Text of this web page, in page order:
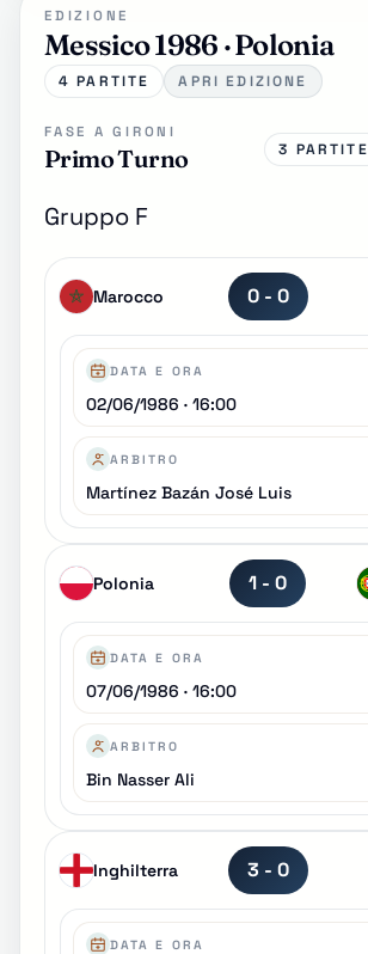
EDIZIONE
Messico 1986 · Polonia
4 PARTITE APRI EDIZIONE
FASE A GIRONI
Primo Turno 3 PARTITE
Gruppo F
Marocco 0 - 0
DATA E ORA
02/06/1986 · 16:00
ARBITRO
Martínez Bazán José Luis
Polonia 1 - 0
DATA E ORA
07/06/1986 · 16:00
ARBITRO
Bin Nasser Ali
Inghilterra 3 - 0
DATA E ORA